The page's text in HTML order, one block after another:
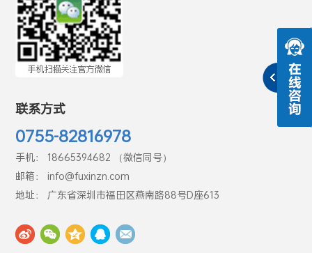
联系方式
0755-82816978
手机： 18665394682 （微信同号）
邮箱： info@fuxinzn.com
地址： 广东省深圳市福田区燕南路88号D座613